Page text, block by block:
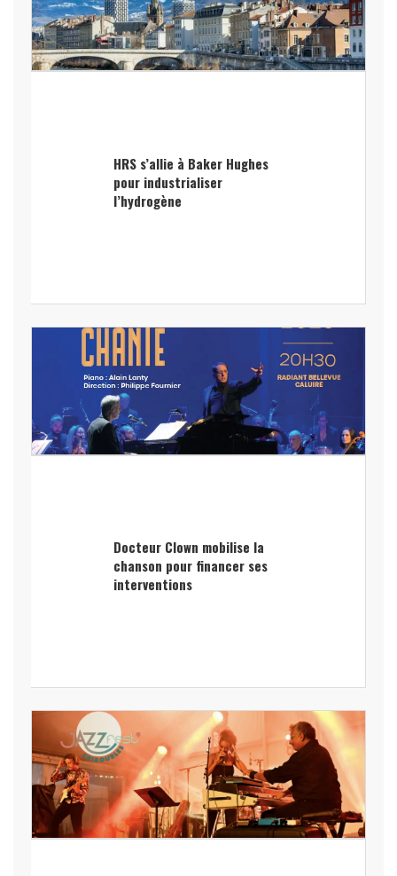
HRS s’allie à Baker Hughes
pour industrialiser
l’hydrogène
Docteur Clown mobilise la
chanson pour financer ses
interventions